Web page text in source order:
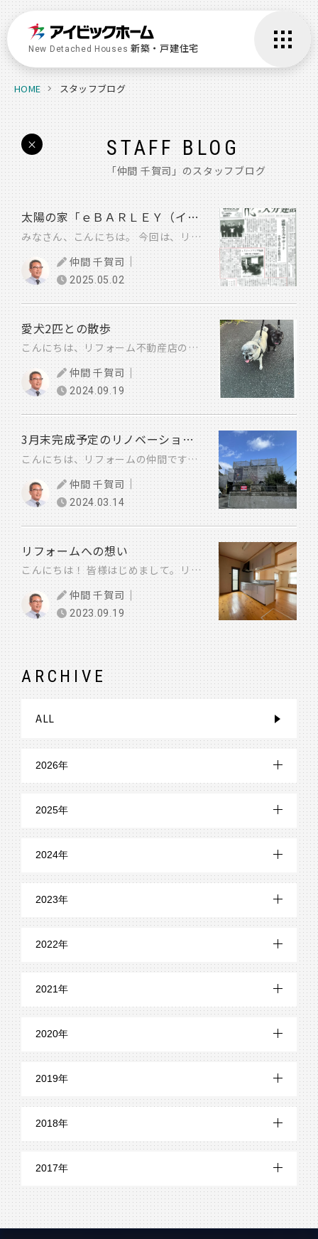
New Detached Houses 新築・戸建住宅
HOME スタッフブログ
× STAFF BLOG
「仲間 千賀司」のスタッフブログ
太陽の家「ｅＢＡＲＬＥＹ（イーバーリー）」
みなさん、こんにちは。 今回は、リフォーム部で施工いたしました案件が、大分合同新聞、大分建設新聞に 掲載されましたのでご紹介いたします。 発注者・・・障がい者就労支援施設「太陽の家」 設計事務所・・・一級建築事務所 Yama Design 施設内の会議室として利用されてたスペースを改修し 車椅子利用者が使いやすいエレクトニックスポーツ（eスポーツエリア） 新設の改修工事を施工いたしました。（詳しくは記事参照） アイビックリフォーム不動産は、戸建て住宅の改修・改装・増築・アパート・店舗・事務所等 全ての建物にかかわる工事を手掛けてますので、ご計画・ご検討中の方は お気軽にご相談ください。
仲間 千賀司
2025.05.02
愛犬2匹との散歩
こんにちは、リフォーム不動産店の仲間です。 散歩コースはいつもと同じ 最近、感じることは愛犬2匹連れての散歩だったのが 愛犬2匹からリードを引っ張られて散歩に連れてこられてるような気がする まず、墓地公園にてご先祖様に手を合わせ 隣接する乙津川の堤防を歩き いつもの場所で愛犬2匹はトイレ休憩・・私は、至福の一服 次に向かう場所は、若宮八幡宮・・神様に拝礼し 最後に、好評販売中の宅地・リバーチェ森に立ち寄り家路への散歩コースです。 リバーチェ森は、自然豊かな閑静な住宅街で散歩・ウォーキングに最適 また、乙津川水辺の楽校公園へ徒歩7分もあり最高の分譲地です。 戸建住宅をご検討中・宅地をお探しの方は、お薦め致しますので宜しくお願いします。
仲間 千賀司
2024.09.19
3月末完成予定のリノベーションハウスをご紹介いたします。
こんにちは、リフォームの仲間です。 今回は、3月末完成予定のリノベーションハウスをご紹介いたします。 ・敷地面積 295.12㎡（89.27坪） ・床延べ面積 94.76㎡（28・66坪） ・寒田小学校まで徒歩約5分 ・寒田南町1丁目バス停まで徒歩約3分 ・敷戸駅まで徒歩約16分 ・耐震補強工事 ・屋根葺き替え工事 ・外壁吹き替え工事 ・内装全面（床・壁・天井・建具） ・キッチン、バス、トイレ、洗面 ・玄関ドア、サッシ（複層ガラス） ※人気の寒田地区で築44年のフルリノベーション【まるで新築】物件になります。 リフォーム・中古住宅をご検討中の方・・詳しくは、近日中にホームページに掲載 致しますのでご覧ください。 皆様のご来場・ご見学スタッフ一同お待ちしております。
仲間 千賀司
2024.03.14
リフォームへの想い
こんにちは！ 皆様はじめまして。リフォーム担当の仲間です。 初めてのブログですので、リフォームについての私の想いをお伝えします。 住まいのリフォームには、不思議な力があります。 外観・部屋・水廻りが綺麗になると（心）も綺麗になり、今まで不安（不便）だった所が 安心（便利）になり、家族みんなが明るく楽しく過ごせます。 お客様のリフォームのご計画にお役に立てればと仕事に取り組んでます。 【暮らし方を考える事は、家族を考える事】です。 お住まいに関するお悩み・お困りごとがございましたら お気軽にご相談ください。
仲間 千賀司
2023.09.19
ARCHIVE
ALL
2026年
7月 (3)
6月 (1)
4月 (1)
2月 (2)
2025年
12月 (2)
11月 (1)
9月 (2)
7月 (1)
6月 (3)
5月 (2)
4月 (3)
3月 (2)
2月 (2)
1月 (2)
2024年
12月 (1)
11月 (4)
9月 (3)
7月 (6)
6月 (5)
5月 (7)
4月 (10)
3月 (10)
2月 (8)
2023年
12月 (8)
11月 (6)
9月 (6)
7月 (8)
6月 (8)
5月 (6)
4月 (7)
3月 (5)
2022年
12月 (6)
11月 (6)
9月 (2)
7月 (4)
6月 (3)
5月 (8)
2021年
12月 (14)
11月 (21)
9月 (22)
7月 (19)
6月 (21)
2020年
12月 (15)
11月 (13)
9月 (21)
8月 (18)
2019年
12月 (19)
11月 (21)
9月 (21)
2018年
12月 (24)
11月 (29)
10月 (26)
2017年
12月 (13)